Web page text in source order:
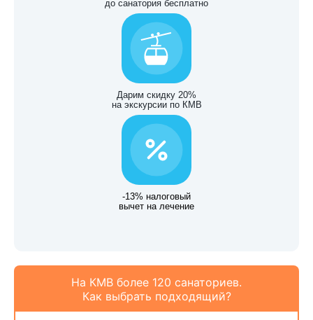
до санатория бесплатно
Дарим скидку 20%
на экскурсии по КМВ
-13% налоговый
вычет на лечение
На КМВ более 120 санаториев.
Как выбрать подходящий?